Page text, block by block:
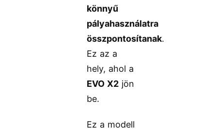
könnyű
pályahasználatra
összpontosítanak.
Ez az a
hely, ahol a
EVO X2 jön
be.
Ez a modell